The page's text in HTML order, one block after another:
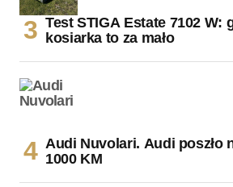
Test STIGA Estate 7102 W:
kosiarka to za mało
Audi Nuvolari. Audi poszło
1000 KM